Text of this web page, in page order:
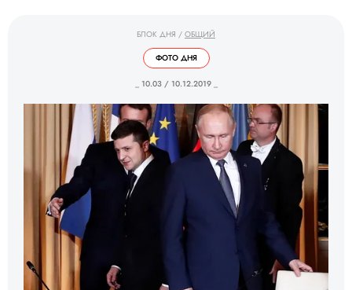
БЛОК ДНЯ / ОБЩИЙ
ФОТО ДНЯ
_ 10.03 / 10.12.2019 _